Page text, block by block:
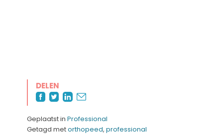
DELEN
Geplaatst in Professional
Getagd metorthopeed, professional